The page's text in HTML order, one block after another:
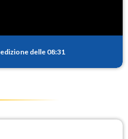
edizione delle 08:31